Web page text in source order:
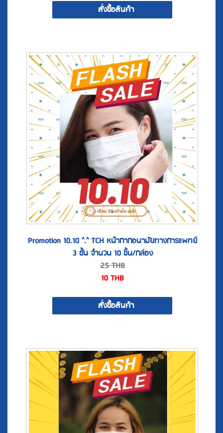
Promotion 10.10 ^.^ TCH หน้ากากอนามัยทางการแพทย์
3 ชั้น จำนวน 10 ชิ้น/กล่อง
25THB
10THB
สั่งซื้อสินค้า